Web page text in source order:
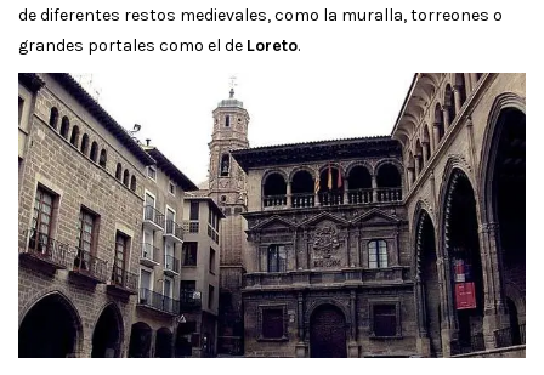
de diferentes restos medievales, como la muralla, torreones o
grandes portales como el de Loreto.